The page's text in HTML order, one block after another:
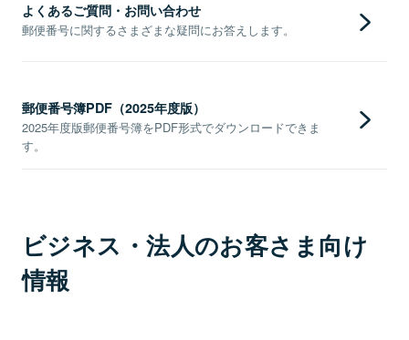
よくあるご質問・お問い合わせ
郵便番号に関するさまざまな疑問にお答えします。
郵便番号簿PDF（2025年度版）
2025年度版郵便番号簿をPDF形式でダウンロードできま
す。
ビジネス・法人のお客さま向け
情報